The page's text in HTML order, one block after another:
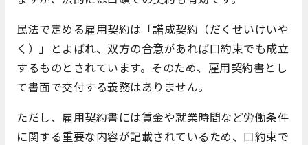
民法で定める雇用契約は「諾成契約（だくせいけいや
く）」とよばれ、双方の合意があれば口約束でも成立
するものとされています。そのため、雇用契約書とし
て書面で交付する義務はありません。
ただし、雇用契約書には賃金や就業時間など労働条件
に関する重要な内容が記載されているため、口約束で